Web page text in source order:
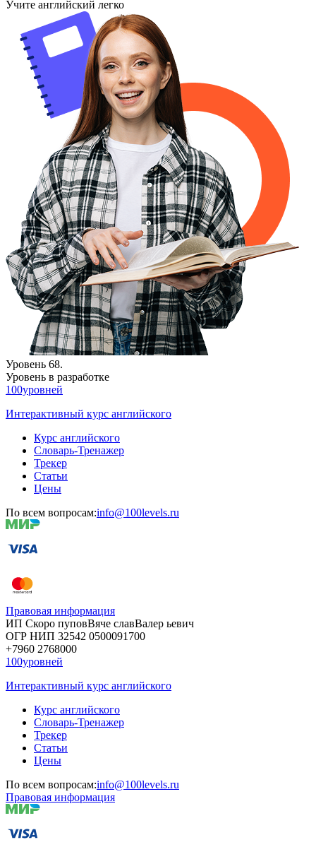
Учите английский легко
Уровень 68.
Уровень в разработке
100уровней
Интерактивный курс английского
Курс английского
Словарь-Тренажер
Трекер
Статьи
Цены
По всем вопросам:info@100levels.ru
Правовая информация
ИП Скоро пуповВяче славВалер ьевич
ОГР НИП 32542 0500091700
+7960 2768000
100уровней
Интерактивный курс английского
Курс английского
Словарь-Тренажер
Трекер
Статьи
Цены
По всем вопросам:info@100levels.ru
Правовая информация